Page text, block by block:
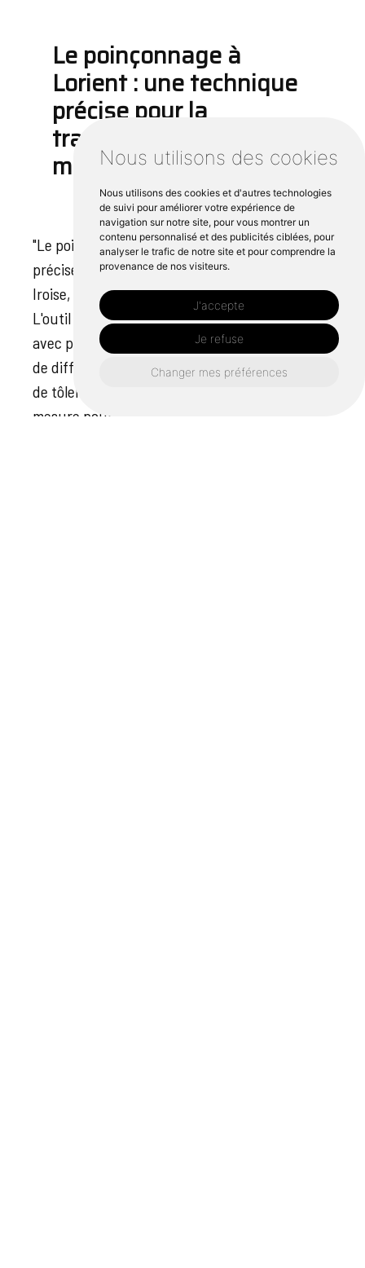
Nous utilisons des cookies
Nous utilisons des cookies et d'autres technologies
de suivi pour améliorer votre expérience de
navigation sur notre site, pour vous montrer un
contenu personnalisé et des publicités ciblées, pour
analyser le trafic de notre site et pour comprendre la
provenance de nos visiteurs.
J'accepte
Je refuse
Changer mes préférences
Le poinçonnage à
Lorient : une technique
précise pour la
transformation des
métaux
"Le poinçonnage à Lorient : une technique
précise de transformation du métal chez Cipli
Iroise, où la précision est élevée au rang d'art.
L'outil - un poinçon - se déplace rapidement et
avec précision, créant des pièces métalliques
de différentes formes. Qu'il s'agisse d'un projet
de tôlerie dans le Morbihan ou d'une pièce sur
mesure pour une machine industrielle, le